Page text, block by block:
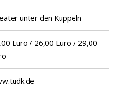
unter den Kuppeln
Euro / 26,00 Euro / 29,00